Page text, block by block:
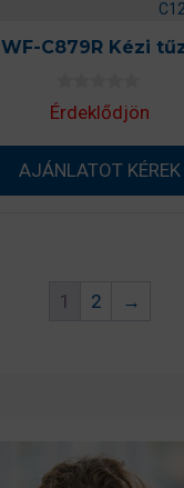
WF-C879R Kézi
0
a
5
-
b
ő
Érdeklődjön
AJÁNLATOT KÉREK
1 2 →